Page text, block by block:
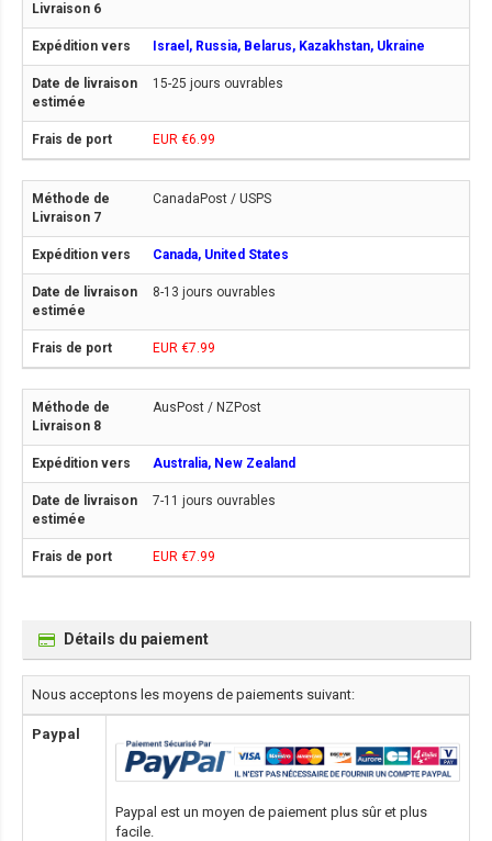
Israel, Russia, Belarus, Kazakhstan, Ukraine
15-25 jours ouvrables
EUR €6.99
CanadaPost / USPS
Canada, United States
8-13 jours ouvrables
EUR €7.99
AusPost / NZPost
Australia, New Zealand
7-11 jours ouvrables
EUR €7.99
Détails du paiement
Nous acceptons les moyens de paiements suivant:
Paypal
Paypal est un moyen de paiement plus sûr et plus
facile.